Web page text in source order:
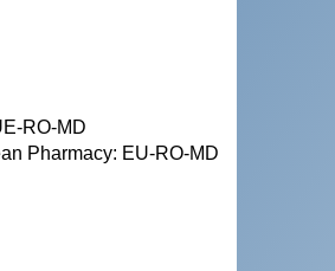
RO-MD
Pharmacy: EU-RO-MD